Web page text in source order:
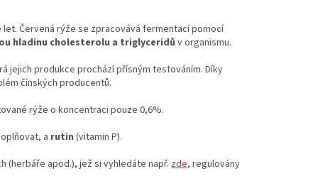
Červená rýže se zpracovává fermentací pomocí
hladinu cholesterolu a triglyceridů v organismu.
jejich produkce prochází přísným testováním. Díky
čínských producentů.
rýže o koncentraci pouze 0,6%.
a rutin (vitamin P).
(herbáře apod.), jež si vyhledáte např. zde, regulovány